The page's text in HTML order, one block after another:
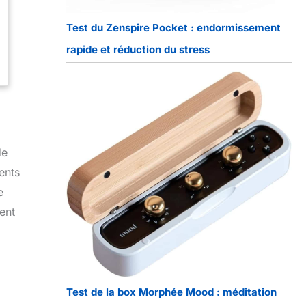
Test du Zenspire Pocket : endormissement
rapide et réduction du stress
Test de la box Morphée Mood : méditation